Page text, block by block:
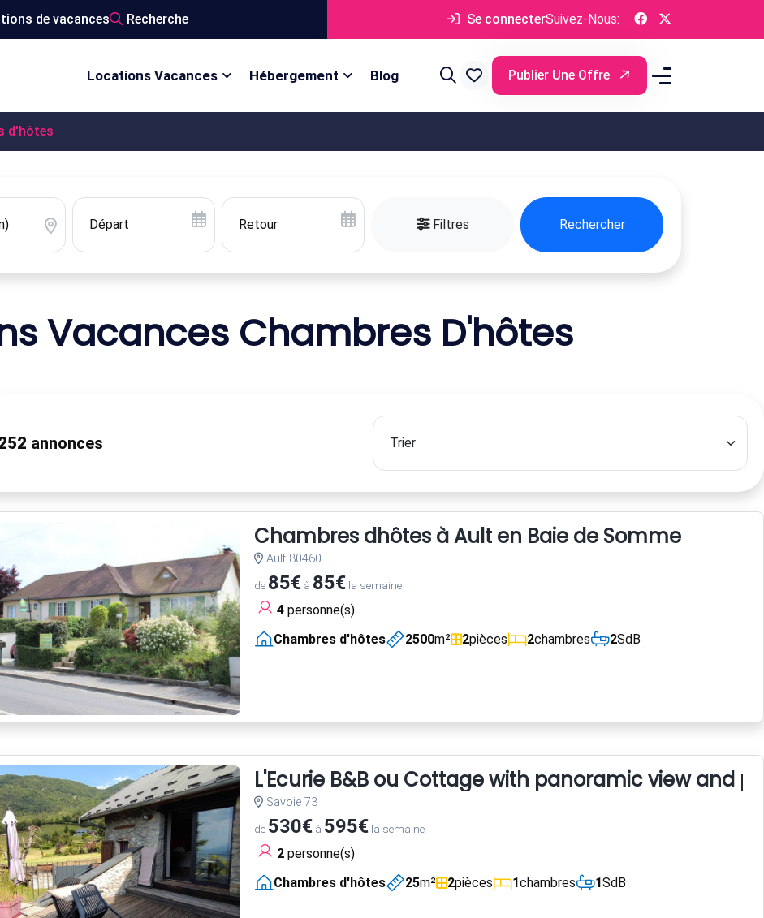
de vacances Recherche Se connecterSuivez-Nous:
Locations Vacances Hébergement Blog Publier Une Offre
d'hôtes
Filtres Rechercher
Vacances Chambres D'hôtes
annonces
Chambres dhôtes à Ault en Baie de Somme
Ault 80460
de 85€à 85€la semaine
4personne(s)
Chambres d'hôtes
2500m² 2pièces 2chambres 2SdB
L'Ecurie B&B ou Cottage with panoramic view and
Savoie 73
de 530€à 595€la semaine
2personne(s)
Chambres d'hôtes
25m² 2pièces 1chambres 1SdB